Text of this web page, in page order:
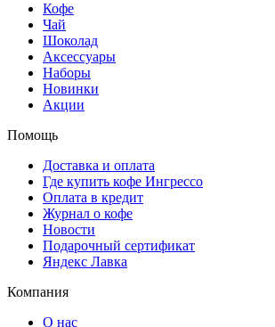
Кофе
Чай
Шоколад
Аксессуары
Наборы
Новинки
Акции
Помощь
Доставка и оплата
Где купить кофе Ингрессо
Оплата в кредит
Журнал о кофе
Новости
Подарочный сертификат
Яндекс Лавка
Компания
О нас